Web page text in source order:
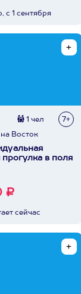
с 1 сентября
1 чел 7+
Восток
прогулка в поля
₽
сейчас